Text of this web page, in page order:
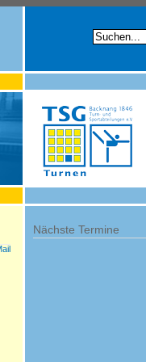
Nächste Termine